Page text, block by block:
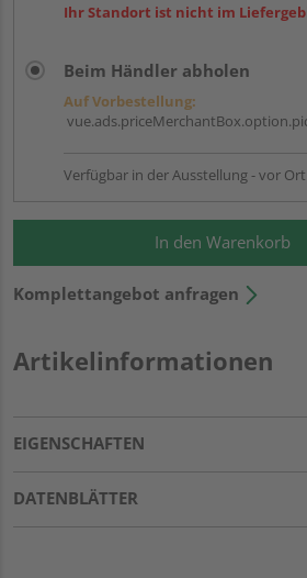
Ihr Standort ist nicht im
Beim Händler abholen
Auf Vorbestellung:
Verfügbar in der Ausstellung - vor
In den Warenkorb
Komplettangebot anfragen
Artikelinformationen
EIGENSCHAFTEN
DATENBLÄTTER